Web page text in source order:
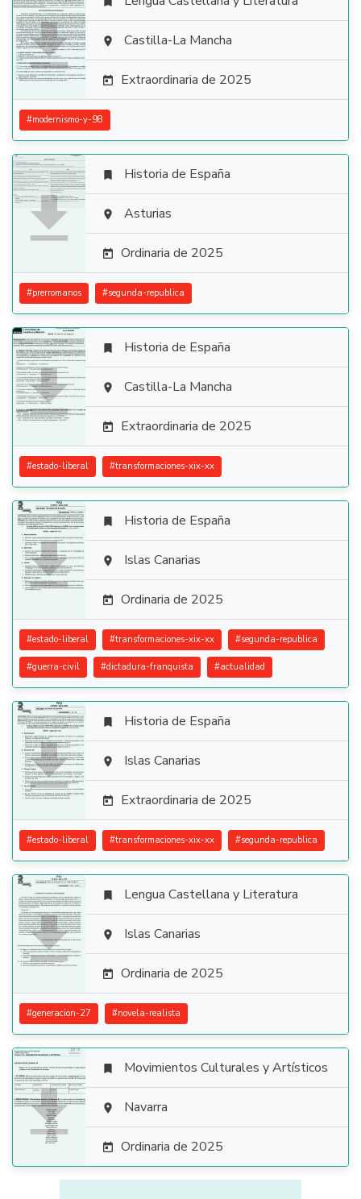
  Castilla-La Mancha
 Extraordinaria de 2025
#modernismo-y-98

 Historia de España
 Asturias
 Ordinaria de 2025
#prerromanos #segunda-republica

 Historia de España
 Castilla-La Mancha
 Extraordinaria de 2025
#estado-liberal #transformaciones-xix-xx

 Historia de España
 Islas Canarias
 Ordinaria de 2025
#estado-liberal #transformaciones-xix-xx #segunda-republica
#guerra-civil #dictadura-franquista #actualidad

 Historia de España
 Islas Canarias
 Extraordinaria de 2025
#estado-liberal #transformaciones-xix-xx #segunda-republica

 Lengua Castellana y Literatura
 Islas Canarias
 Ordinaria de 2025
#generacion-27 #novela-realista

 Movimientos Culturales y Artísticos
 Navarra
 Ordinaria de 2025